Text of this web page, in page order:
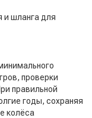
и шланга для
проверки
правильной
годы, сохраняя
колёса